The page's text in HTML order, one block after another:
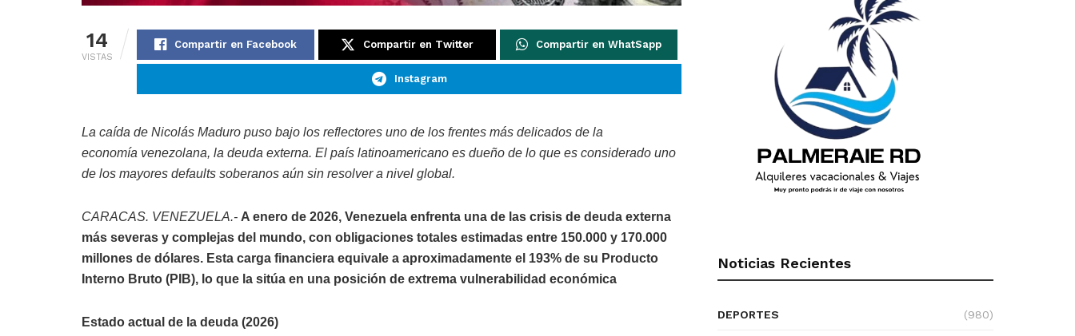
14
VISTAS
Compartir en Facebook Compartir en Twitter Compartir en WhatSapp
Instagram
La caída de Nicolás Maduro puso bajo los reflectores uno de los frentes más delicados de la
economía venezolana, la deuda externa. El país latinoamericano es dueño de lo que es considerado uno
de los mayores defaults soberanos aún sin resolver a nivel global.
CARACAS. VENEZUELA.- A enero de 2026, Venezuela enfrenta una de las crisis de deuda externa
más severas y complejas del mundo, con obligaciones totales estimadas entre 150.000 y 170.000
millones de dólares. Esta carga financiera equivale a aproximadamente el 193% de su Producto
Interno Bruto (PIB), lo que la sitúa en una posición de extrema vulnerabilidad económica
Estado actual de la deuda (2026)
Noticias Recientes
DEPORTES (980)